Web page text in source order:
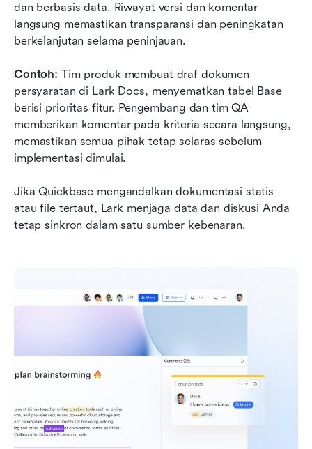
dan berbasis data. Riwayat versi dan komentar
langsung memastikan transparansi dan peningkatan
berkelanjutan selama peninjauan.
Contoh: Tim produk membuat draf dokumen
persyaratan di Lark Docs, menyematkan tabel Base
berisi prioritas fitur. Pengembang dan tim QA
memberikan komentar pada kriteria secara langsung,
memastikan semua pihak tetap selaras sebelum
implementasi dimulai.
Jika Quickbase mengandalkan dokumentasi statis
atau file tertaut, Lark menjaga data dan diskusi Anda
tetap sinkron dalam satu sumber kebenaran.